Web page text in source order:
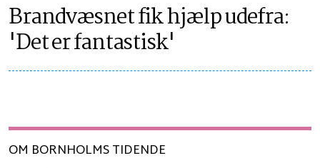
Brandvæsnet fik hjælp udefra:
'Det er fantastisk'
OM BORNHOLMS TIDENDE